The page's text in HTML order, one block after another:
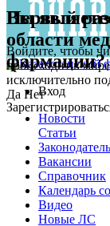
Первый
Войдите, чтобы
происходит в
исключительно
Вы
области
фармации?
Да НетВход
Новости
Статьи
Вакансии
Справочник
Календарь
Видео
Новые ЛС